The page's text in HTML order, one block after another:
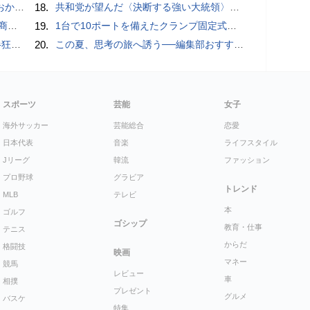
ー通信］
始
年
18. 共和党が望んだ〈決断する強い大統領〉が統治するアメリカの到来──「アメリカン・ドッペルゲンガー」by 池田純一#14
19. 1台で10ポートを備えたクランプ固定式電源タップ「Anker Nano Power Strip (10-in-1, 70W, クランプ式)」レビュー
20. この夏、思考の旅へ誘う──編集部おすすめの7冊：WIRED BOOK GUIDE
スポーツ
海外サッカー
日本代表
Jリーグ
プロ野球
MLB
ゴルフ
テニス
格闘技
競馬
相撲
バスケ
芸能
芸能総合
音楽
韓流
グラビア
テレビ
ゴシップ
映画
レビュー
プレゼント
特集
女子
恋愛
ライフスタイル
ファッション
トレンド
本
教育・仕事
からだ
マネー
車
グルメ